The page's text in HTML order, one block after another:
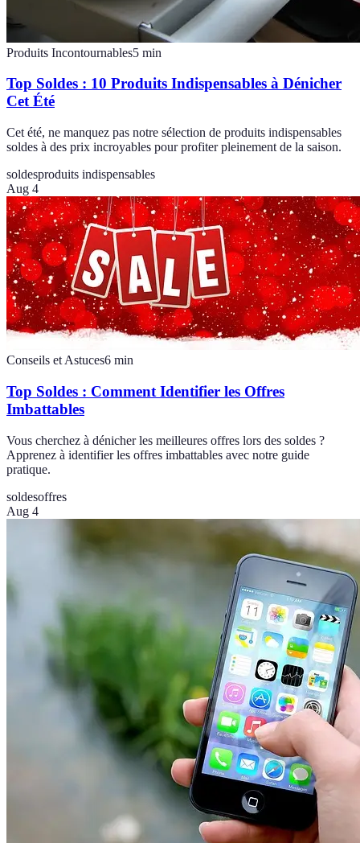
Produits Incontournables5 min
Top Soldes : 10 Produits Indispensables à Dénicher
Cet Été
Cet été, ne manquez pas notre sélection de produits indispensables
soldes à des prix incroyables pour profiter pleinement de la saison.
soldesproduits indispensables
Aug 4
Conseils et Astuces6 min
Top Soldes : Comment Identifier les Offres
Imbattables
Vous cherchez à dénicher les meilleures offres lors des soldes ?
Apprenez à identifier les offres imbattables avec notre guide
pratique.
soldesoffres
Aug 4